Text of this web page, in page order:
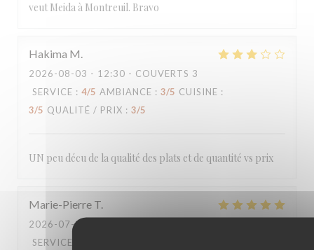
veut Meida à Montreuil. Bravo
Hakima M
2026-08-03 - 12:30 - COUVERTS 3
SERVICE : 4/5 AMBIANCE : 3/5 CUISINE :
3/5 QUALITÉ / PRIX : 3/5
UN peu décu de la qualité des plats et de quantité vs prix
Marie-Pierre T
2026-07-31
SERVICE